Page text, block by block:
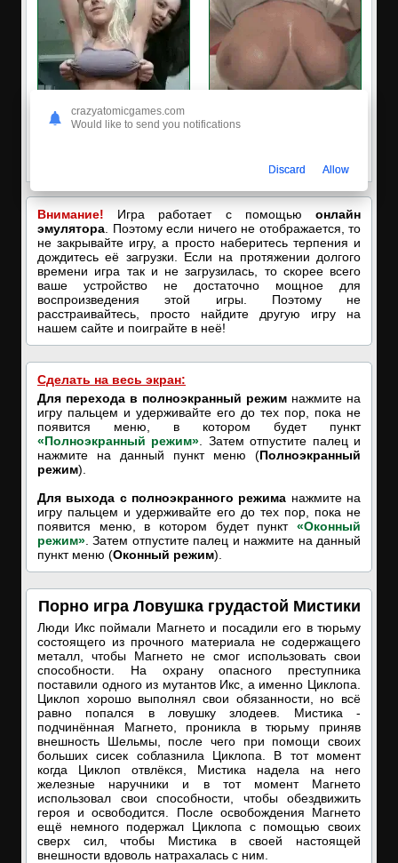
✅ЗАХОДИ, ПОДРОЧИМ!
Внимание! Игра работает с помощью онлайн
эмулятора . Поэтому если ничего не отображается, то
не закрывайте игру, а просто наберитесь терпения и
дождитесь её загрузки. Если на протяжении долгого
времени игра так и не загрузилась, то скорее всего
ваше устройство не достаточно мощное для
воспроизведения этой игры. Поэтому не
расстраивайтесь, просто найдите другую игру на
нашем сайте и поиграйте в неё!
Сделать на весь экран:
Для перехода в полноэкранный режим нажмите на
игру пальцем и удерживайте его до тех пор, пока не
появится меню, в котором будет пункт
«Полноэкранный режим» . Затем отпустите палец и
нажмите на данный пункт меню (Полноэкранный
режим).
Для выхода с полноэкранного режима нажмите на
игру пальцем и удерживайте его до тех пор, пока не
появится меню, в котором будет пункт «Оконный
режим» . Затем отпустите палец и нажмите на данный
пункт меню (Оконный режим).
Порно игра Ловушка грудастой Мистики
Люди Икс поймали Магнето и посадили его в тюрьму
состоящего из прочного материала не содержащего
металл, чтобы Магнето не смог использовать свои
способности. На охрану опасного преступника
поставили одного из мутантов Икс, а именно Циклопа.
Циклоп хорошо выполнял свои обязанности, но всё
равно попался в ловушку злодеев. Мистика -
подчинённая Магнето, проникла в тюрьму приняв
внешность Шельмы, после чего при помощи своих
больших сисек соблазнила Циклопа. В тот момент
когда Циклоп отвлёкся, Мистика надела на него
железные наручники и в тот момент Магнето
использовал свои способности, чтобы обездвижить
героя и освободится. После освобождения Магнето
ещё немного подержал Циклопа с помощью своих
сверх сил, чтобы Мистика в своей настоящей
внешности вдоволь натрахалась с ним.
crazyatomicgames.com
Would like to send you notifications
Discard Allow